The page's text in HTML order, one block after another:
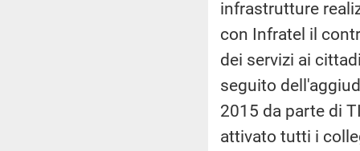
infrastrutture
con Infratel il
dei servizi ai
seguito
2015 da parte di
attivato tutti i